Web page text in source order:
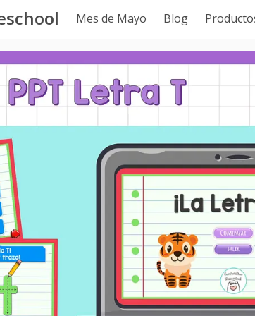
Mes de Mayo Blog